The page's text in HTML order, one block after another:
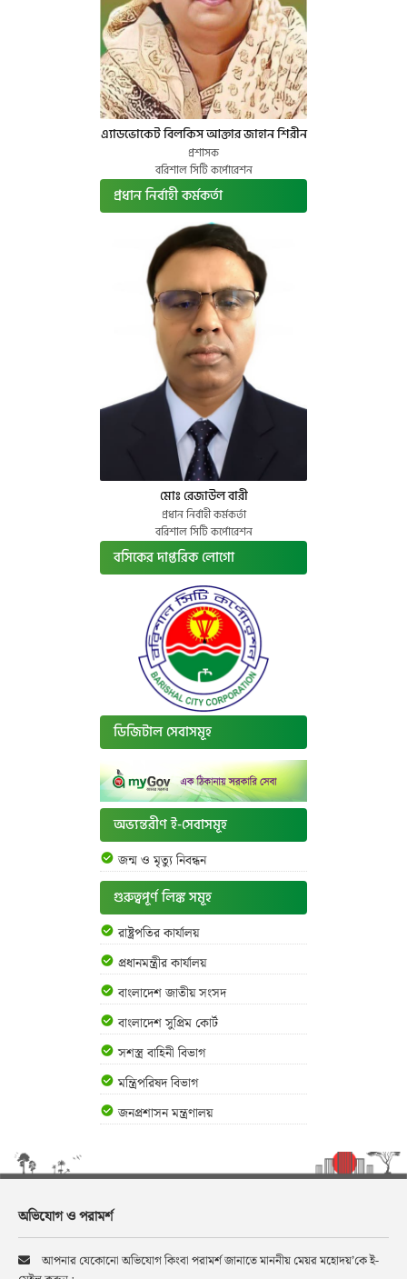
এ্যাডভোকেট বিলকিস আক্তার জাহান শিরীন
প্রশাসক
বরিশাল সিটি কর্পোরেশন
প্রধান নির্বাহী কর্মকর্তা
মোঃ রেজাউল বারী
প্রধান নির্বাহী কর্মকর্তা
বরিশাল সিটি কর্পোরেশন
বসিকের দাপ্তরিক লোগো
ডিজিটাল সেবাসমূহ
অভ্যন্তরীণ ই-সেবাসমূহ
জন্ম ও মৃত্যু নিবন্ধন
গুরুত্বপূর্ণ লিঙ্ক সমূহ
রাষ্ট্রপতির কার্যালয়
প্রধানমন্ত্রীর কার্যালয়
বাংলাদেশ জাতীয় সংসদ
বাংলাদেশ সুপ্রিম কোর্ট
সশস্ত্র বাহিনী বিভাগ
মন্ত্রিপরিষদ বিভাগ
জনপ্রশাসন মন্ত্রণালয়
অভিযোগ ও পরামর্শ
আপনার যেকোনো অভিযোগ কিংবা পরামর্শ জানাতে মাননীয় মেয়র মহোদয়’কে ই-